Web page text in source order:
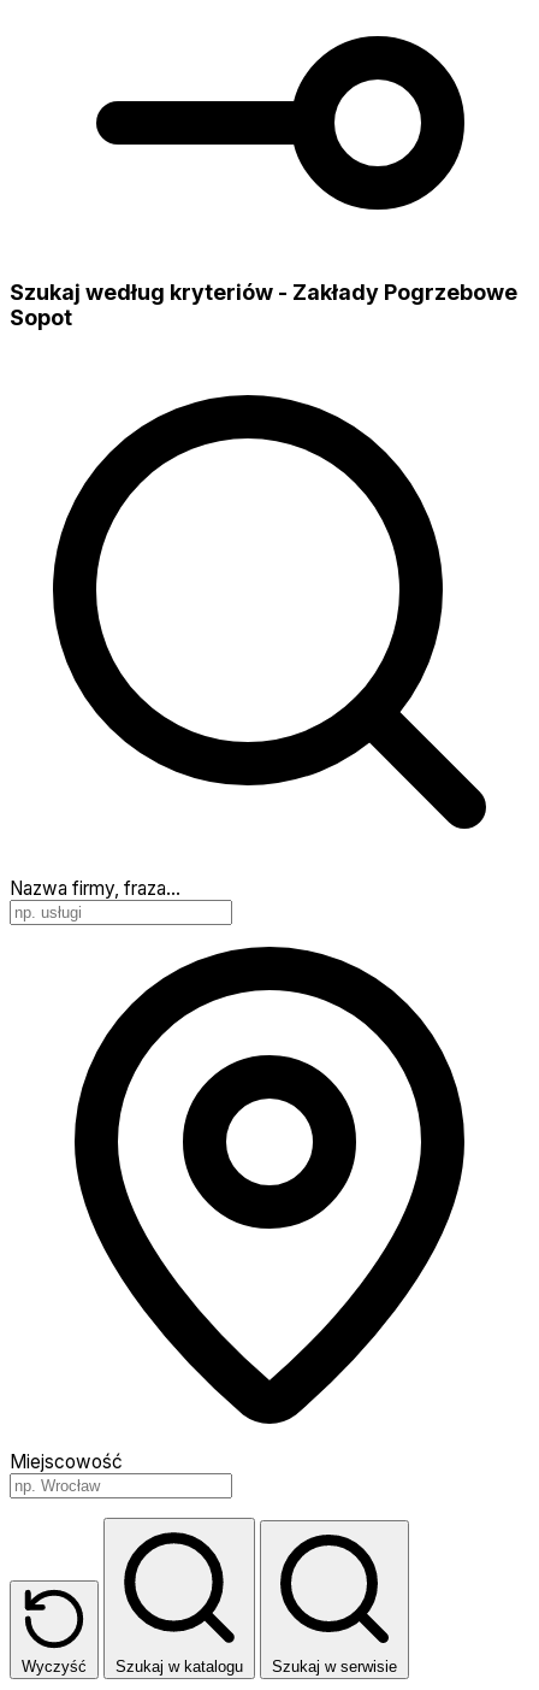
Szukaj według kryteriów - Zakłady Pogrzebowe
Sopot
Nazwa firmy, fraza…
Miejscowość
Wyczyść Szukaj w katalogu Szukaj w serwisie